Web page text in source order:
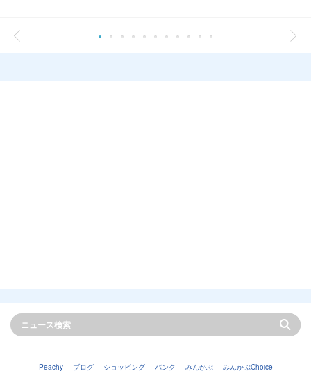
Peachy ブログ ショッピング バンク みんかぶ みんかぶChoice